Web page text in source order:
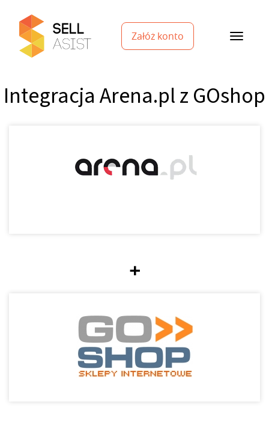
Załóż konto
Integracja Arena.pl z GOshop
+